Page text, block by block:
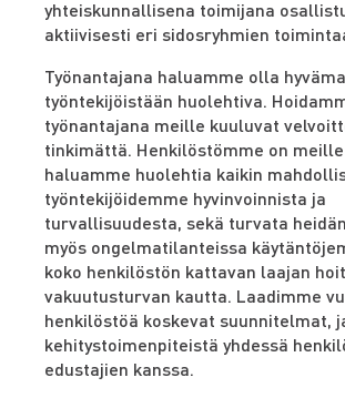
yhteiskunnallisena toimijana
aktiivisesti eri sidosryhmien
Työnantajana haluamme olla
työntekijöistään huolehtiva.
työnantajana meille kuuluvat
tinkimättä. Henkilöstömme on
haluamme huolehtia kaikin
työntekijöidemme hyvinvoinnista ja
turvallisuudesta, sekä turvata
myös ongelmatilanteissa
koko henkilöstön kattavan laajan
vakuutusturvan kautta. Laadimme
henkilöstöä koskevat suunnitelmat,
kehitystoimenpiteistä yhdessä
edustajien kanssa.